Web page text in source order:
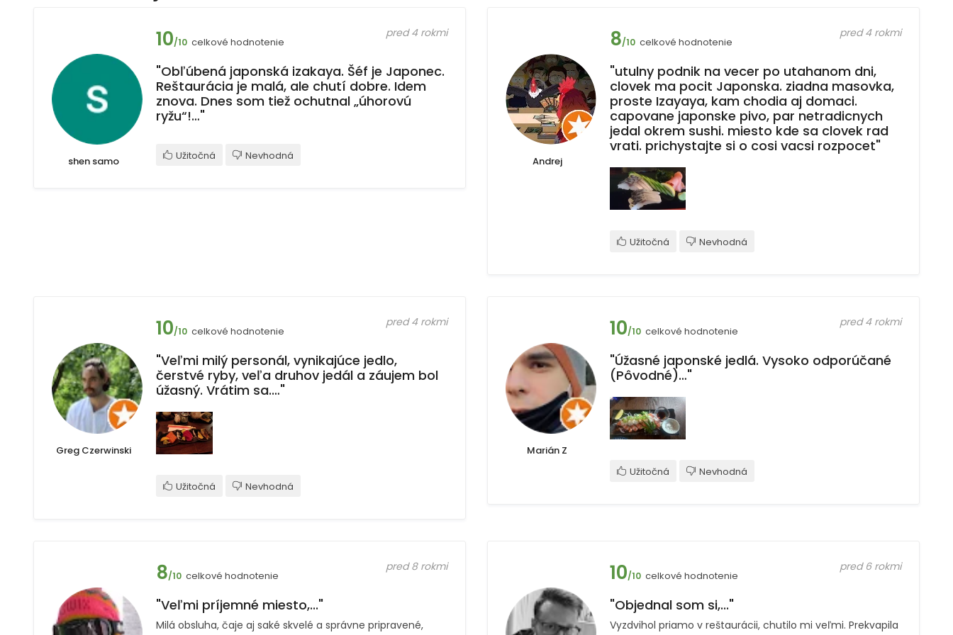
shen samo
10/10 celkové hodnotenie
pred 4 rokmi
"Obľúbená japonská izakaya. Šéf je Japonec.
Reštaurácia je malá, ale chutí dobre. Idem
znova. Dnes som tiež ochutnal „úhorovú
ryžu“!…"
Užitočná Nevhodná Andrej
8/10 celkové hodnotenie
pred 4 rokmi
"utulny podnik na vecer po utahanom dni,
clovek ma pocit Japonska. ziadna masovka,
proste Izayaya, kam chodia aj domaci.
capovane japonske pivo, par netradicnych
jedal okrem sushi. miesto kde sa clovek rad
vrati. prichystajte si o cosi vacsi rozpocet"
Užitočná Nevhodná
Greg Czerwinski
10/10 celkové hodnotenie
pred 4 rokmi
"Veľmi milý personál, vynikajúce jedlo,
čerstvé ryby, veľa druhov jedál a záujem bol
úžasný. Vrátim sa.…"
Užitočná Nevhodná
Marián Z
10/10 celkové hodnotenie
pred 4 rokmi
"Úžasné japonské jedlá. Vysoko odporúčané
(Pôvodné)…"
Užitočná Nevhodná
8/10 celkové hodnotenie
pred 8 rokmi
"Veľmi príjemné miesto,..."
Milá obsluha, čaje aj saké skvelé a správne pripravené,
10/10 celkové hodnotenie
pred 6 rokmi
"Objednal som si,..."
Vyzdvihol priamo v reštaurácii, chutilo mi veľmi. Prekvapila